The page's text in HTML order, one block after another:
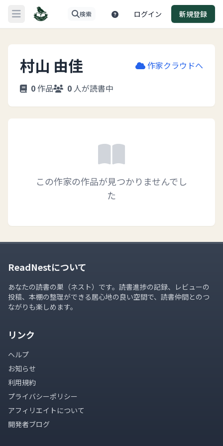
メニューを開く 検索 ログイン 新規登録
村山 由佳
作家クラウドへ
0作品 0 人が読書中
この作家の作品が見つかりませんでし
た
ReadNestについて
あなたの読書の巣（ネスト）です。読書進捗の記録、レビューの
投稿、本棚の整理ができる居心地の良い空間で、読書仲間とのつ
ながりも楽しめます。
リンク
ヘルプ
お知らせ
利用規約
プライバシーポリシー
アフィリエイトについて
開発者ブログ